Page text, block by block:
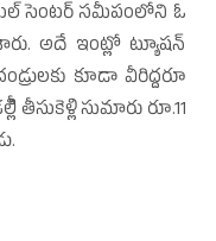
సెంటర్‌ సమీపంలోని ఓ
అదే ఇంట్లో ట్యూషన్‌
కూడా వీరిద్దరూ
సుమారు రూ.11